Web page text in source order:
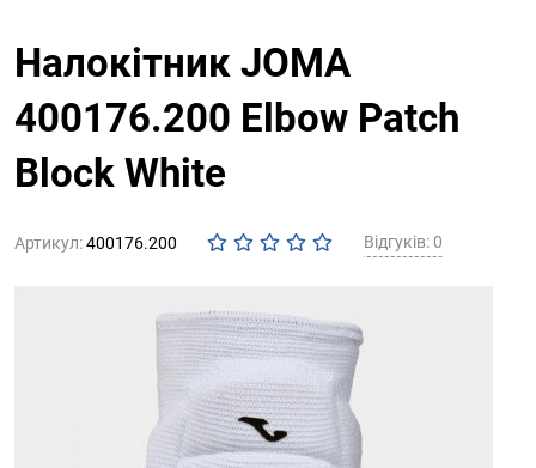
Налокітник JOMA
400176.200 Elbow Patch
Block White
Артикул:400176.200 Відгуків: 0